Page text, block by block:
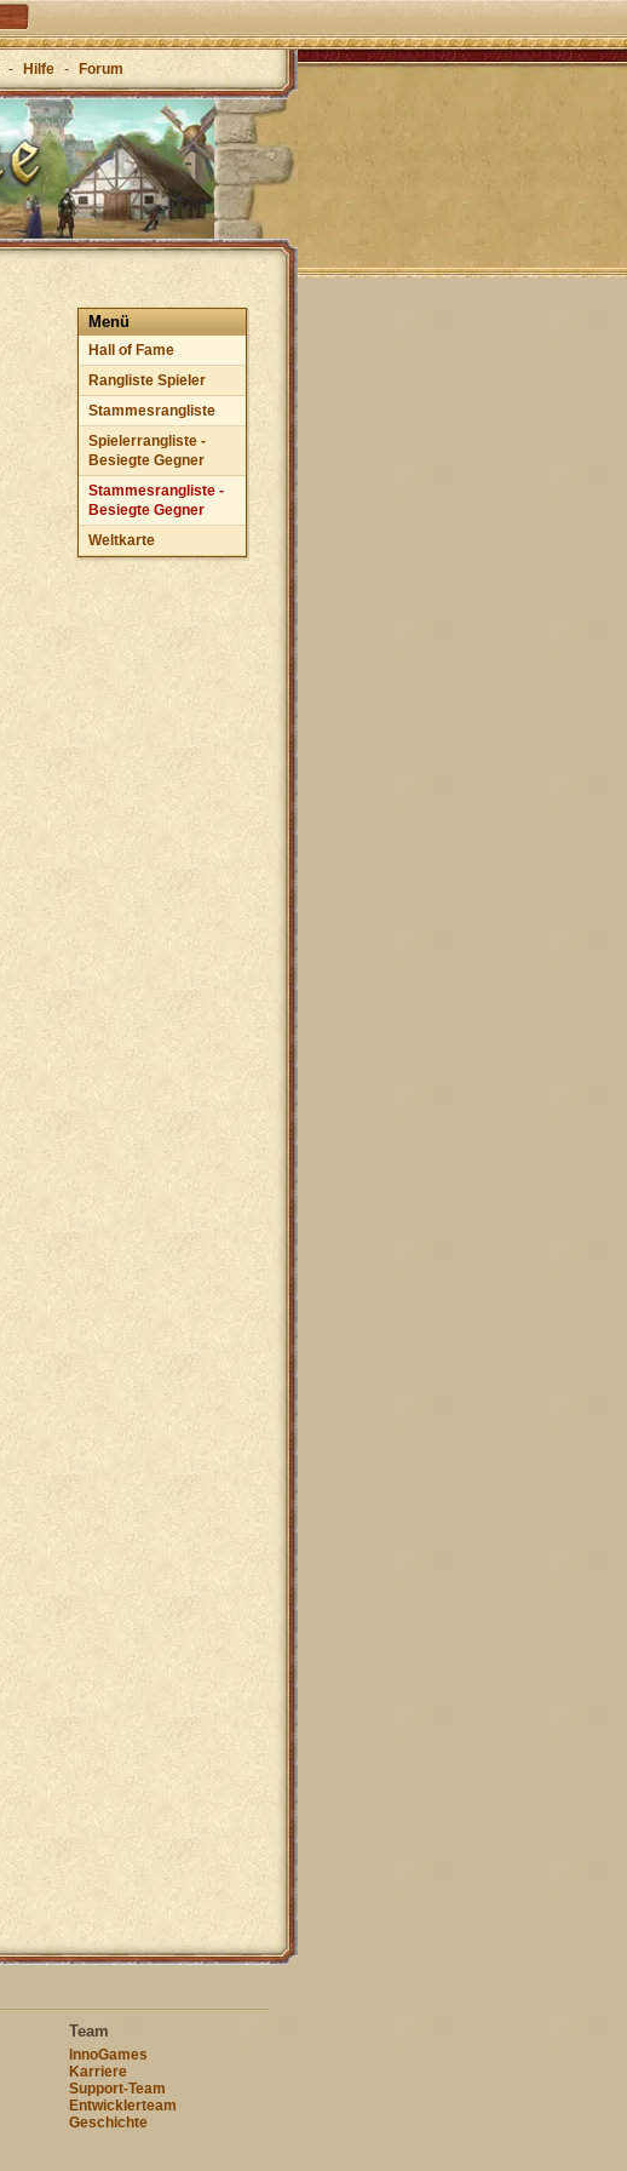
- Hilfe - Forum
Menü
Hall of Fame
Rangliste Spieler
Stammesrangliste
Spielerrangliste -
Besiegte Gegner
Stammesrangliste -
Besiegte Gegner
Weltkarte
Team
InnoGames
Karriere
Support-Team
Entwicklerteam
Geschichte